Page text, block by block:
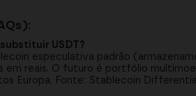
USDT?
especulativa padrão
em reais. O futuro é portfólio
Europa. Fonte: Stablecoin